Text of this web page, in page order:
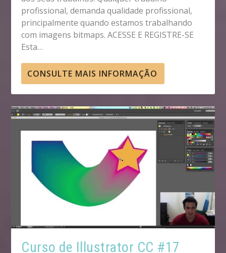
profissional, demanda qualidade profissional,
principalmente quando estamos trabalhando
com imagens bitmaps. ACESSE E REGISTRE-SE
Esta…
CONSULTE MAIS INFORMAÇÃO
Curso de Illustrator CC #17